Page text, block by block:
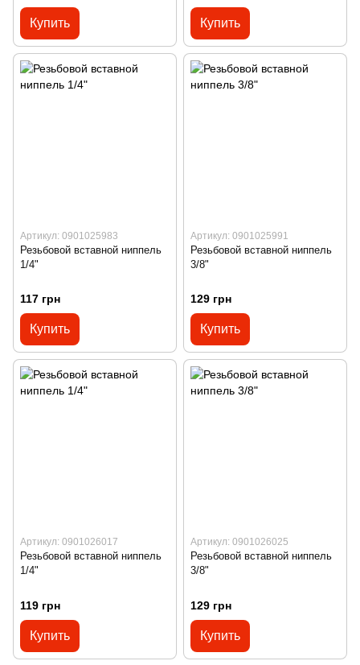
Купить Купить
Артикул: 0901025983
Резьбовой вставной ниппель
1/4"
117 грн
Купить
Артикул: 0901025991
Резьбовой вставной ниппель
3/8"
129 грн
Купить
Артикул: 0901026017
Резьбовой вставной ниппель
1/4"
119 грн
Купить
Артикул: 0901026025
Резьбовой вставной ниппель
3/8"
129 грн
Купить